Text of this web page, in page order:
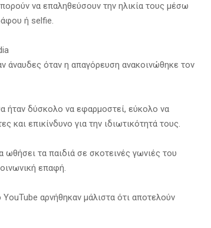
να επαληθεύσουν την ηλικία τους μέσω
ή selfie.
άναυδες όταν η απαγόρευση ανακοινώθηκε τον
ήταν δύσκολο να εφαρμοστεί, εύκολο να
και επικίνδυνο για την ιδιωτικότητά τους.
ωθήσει τα παιδιά σε σκοτεινές γωνιές του
επαφή.
αρνήθηκαν μάλιστα ότι αποτελούν